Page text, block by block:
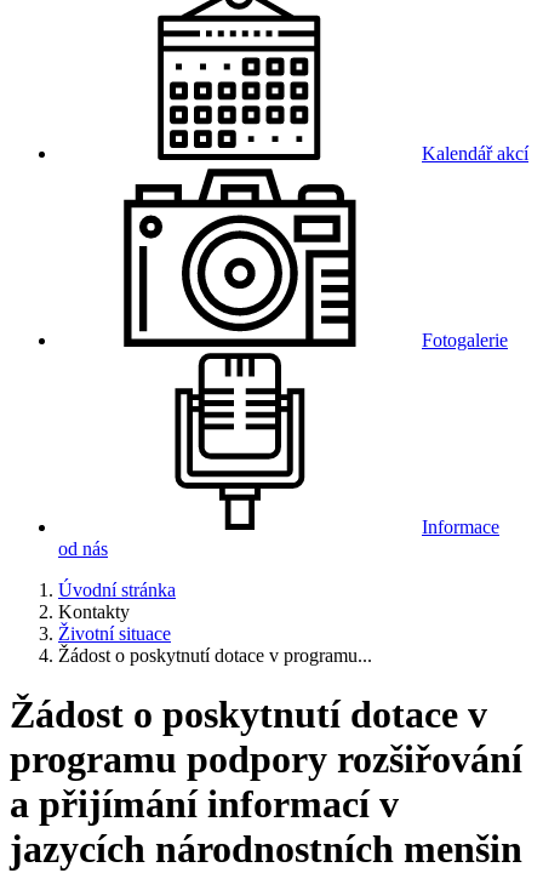
Kalendář akcí
Fotogalerie
Informace
od nás
Úvodní stránka
Kontakty
Životní situace
Žádost o poskytnutí dotace v programu...
Žádost o poskytnutí dotace v
programu podpory rozšiřování
a přijímání informací v
jazycích národnostních menšin